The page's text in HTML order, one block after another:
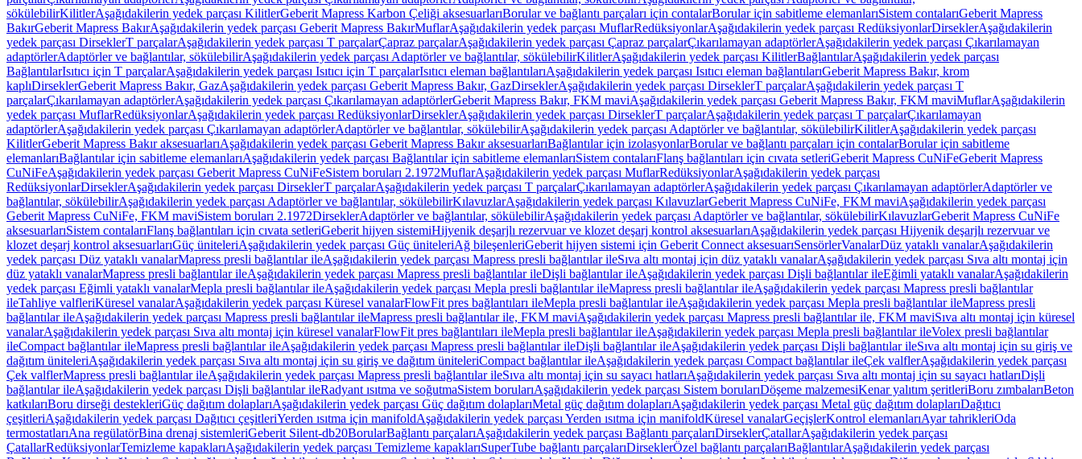
sökülebilirKilitlerAşağıdakilerin yedek parçası KilitlerGeberit Mapress Karbon Çeliği aksesuarlarıBorular ve bağlantı parçaları için contalarBorular için sabitleme elemanlarıSistem contalarıGeberit Mapress
BakırGeberit Mapress BakırAşağıdakilerin yedek parçası Geberit Mapress BakırMuflarAşağıdakilerin yedek parçası MuflarRedüksiyonlarAşağıdakilerin yedek parçası RedüksiyonlarDirseklerAşağıdakilerin
yedek parçası DirseklerT parçalarAşağıdakilerin yedek parçası T parçalarÇapraz parçalarAşağıdakilerin yedek parçası Çapraz parçalarÇıkarılamayan adaptörlerAşağıdakilerin yedek parçası Çıkarılamayan
adaptörlerAdaptörler ve bağlantılar, sökülebilirAşağıdakilerin yedek parçası Adaptörler ve bağlantılar, sökülebilirKilitlerAşağıdakilerin yedek parçası KilitlerBağlantılarAşağıdakilerin yedek parçası
BağlantılarIsıtıcı için T parçalarAşağıdakilerin yedek parçası Isıtıcı için T parçalarIsıtıcı eleman bağlantılarıAşağıdakilerin yedek parçası Isıtıcı eleman bağlantılarıGeberit Mapress Bakır, krom
kaplıDirseklerGeberit Mapress Bakır, GazAşağıdakilerin yedek parçası Geberit Mapress Bakır, GazDirseklerAşağıdakilerin yedek parçası DirseklerT parçalarAşağıdakilerin yedek parçası T
parçalarÇıkarılamayan adaptörlerAşağıdakilerin yedek parçası Çıkarılamayan adaptörlerGeberit Mapress Bakır, FKM maviAşağıdakilerin yedek parçası Geberit Mapress Bakır, FKM maviMuflarAşağıdakilerin
yedek parçası MuflarRedüksiyonlarAşağıdakilerin yedek parçası RedüksiyonlarDirseklerAşağıdakilerin yedek parçası DirseklerT parçalarAşağıdakilerin yedek parçası T parçalarÇıkarılamayan
adaptörlerAşağıdakilerin yedek parçası Çıkarılamayan adaptörlerAdaptörler ve bağlantılar, sökülebilirAşağıdakilerin yedek parçası Adaptörler ve bağlantılar, sökülebilirKilitlerAşağıdakilerin yedek parçası
KilitlerGeberit Mapress Bakır aksesuarlarıAşağıdakilerin yedek parçası Geberit Mapress Bakır aksesuarlarıBağlantılar için izolasyonlarBorular ve bağlantı parçaları için contalarBorular için sabitleme
elemanlarıBağlantılar için sabitleme elemanlarıAşağıdakilerin yedek parçası Bağlantılar için sabitleme elemanlarıSistem contalarıFlanş bağlantıları için cıvata setleriGeberit Mapress CuNiFeGeberit Mapress
CuNiFeAşağıdakilerin yedek parçası Geberit Mapress CuNiFeSistem boruları 2.1972MuflarAşağıdakilerin yedek parçası MuflarRedüksiyonlarAşağıdakilerin yedek parçası
RedüksiyonlarDirseklerAşağıdakilerin yedek parçası DirseklerT parçalarAşağıdakilerin yedek parçası T parçalarÇıkarılamayan adaptörlerAşağıdakilerin yedek parçası Çıkarılamayan adaptörlerAdaptörler ve
bağlantılar, sökülebilirAşağıdakilerin yedek parçası Adaptörler ve bağlantılar, sökülebilirKılavuzlarAşağıdakilerin yedek parçası KılavuzlarGeberit Mapress CuNiFe, FKM maviAşağıdakilerin yedek parçası
Geberit Mapress CuNiFe, FKM maviSistem boruları 2.1972DirseklerAdaptörler ve bağlantılar, sökülebilirAşağıdakilerin yedek parçası Adaptörler ve bağlantılar, sökülebilirKılavuzlarGeberit Mapress CuNiFe
aksesuarlarıSistem contalarıFlanş bağlantıları için cıvata setleriGeberit hijyen sistemiHijyenik deşarjlı rezervuar ve klozet deşarj kontrol aksesuarlarıAşağıdakilerin yedek parçası Hijyenik deşarjlı rezervuar ve
klozet deşarj kontrol aksesuarlarıGüç üniteleriAşağıdakilerin yedek parçası Güç üniteleriAğ bileşenleriGeberit hijyen sistemi için Geberit Connect aksesuarıSensörlerVanalarDüz yataklı vanalarAşağıdakilerin
yedek parçası Düz yataklı vanalarMapress presli bağlantılar ileAşağıdakilerin yedek parçası Mapress presli bağlantılar ileSıva altı montaj için düz yataklı vanalarAşağıdakilerin yedek parçası Sıva altı montaj için
düz yataklı vanalarMapress presli bağlantılar ileAşağıdakilerin yedek parçası Mapress presli bağlantılar ileDişli bağlantılar ileAşağıdakilerin yedek parçası Dişli bağlantılar ileEğimli yataklı vanalarAşağıdakilerin
yedek parçası Eğimli yataklı vanalarMepla presli bağlantılar ileAşağıdakilerin yedek parçası Mepla presli bağlantılar ileMapress presli bağlantılar ileAşağıdakilerin yedek parçası Mapress presli bağlantılar
ileTahliye valfleriKüresel vanalarAşağıdakilerin yedek parçası Küresel vanalarFlowFit pres bağlantıları ileMepla presli bağlantılar ileAşağıdakilerin yedek parçası Mepla presli bağlantılar ileMapress presli
bağlantılar ileAşağıdakilerin yedek parçası Mapress presli bağlantılar ileMapress presli bağlantılar ile, FKM maviAşağıdakilerin yedek parçası Mapress presli bağlantılar ile, FKM maviSıva altı montaj için küresel
vanalarAşağıdakilerin yedek parçası Sıva altı montaj için küresel vanalarFlowFit pres bağlantıları ileMepla presli bağlantılar ileAşağıdakilerin yedek parçası Mepla presli bağlantılar ileVolex presli bağlantılar
ileCompact bağlantılar ileMapress presli bağlantılar ileAşağıdakilerin yedek parçası Mapress presli bağlantılar ileDişli bağlantılar ileAşağıdakilerin yedek parçası Dişli bağlantılar ileSıva altı montaj için su giriş ve
dağıtım üniteleriAşağıdakilerin yedek parçası Sıva altı montaj için su giriş ve dağıtım üniteleriCompact bağlantılar ileAşağıdakilerin yedek parçası Compact bağlantılar ileÇek valflerAşağıdakilerin yedek parçası
Çek valflerMapress presli bağlantılar ileAşağıdakilerin yedek parçası Mapress presli bağlantılar ileSıva altı montaj için su sayacı hatlarıAşağıdakilerin yedek parçası Sıva altı montaj için su sayacı hatlarıDişli
bağlantılar ileAşağıdakilerin yedek parçası Dişli bağlantılar ileRadyant ısıtma ve soğutmaSistem borularıAşağıdakilerin yedek parçası Sistem borularıDöşeme malzemesiKenar yalıtım şeritleriBoru zımbalarıBeton
katkılarıBoru dirseği destekleriGüç dağıtım dolaplarıAşağıdakilerin yedek parçası Güç dağıtım dolaplarıMetal güç dağıtım dolaplarıAşağıdakilerin yedek parçası Metal güç dağıtım dolaplarıDağıtıcı
çeşitleriAşağıdakilerin yedek parçası Dağıtıcı çeşitleriYerden ısıtma için manifoldAşağıdakilerin yedek parçası Yerden ısıtma için manifoldKüresel vanalarGeçişlerKontrol elemanlarıAyar tahrikleriOda
termostatlarıAna regülatörBina drenaj sistemleriGeberit Silent-db20BorularBağlantı parçalarıAşağıdakilerin yedek parçası Bağlantı parçalarıDirseklerÇatallarAşağıdakilerin yedek parçası
ÇatallarRedüksiyonlarTemizleme kapaklarıAşağıdakilerin yedek parçası Temizleme kapaklarıSuperTube bağlantı parçalarıDirseklerÖzel bağlantı parçalarıBağlantılarAşağıdakilerin yedek parçası